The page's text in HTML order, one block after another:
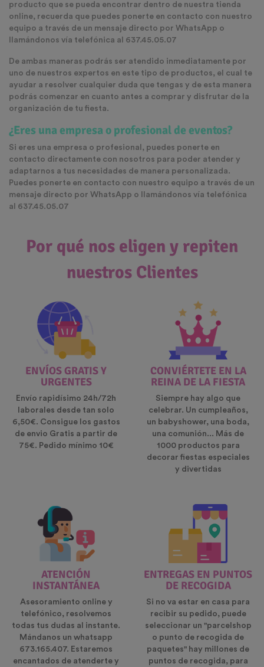
producto que se pueda encontrar dentro de nuestra tienda
online, recuerda que puedes ponerte en contacto con nuestro
equipo a través de un mensaje directo por WhatsApp o
llamándonos vía telefónica al 637.45.05.07
De ambas maneras podrás ser atendido inmediatamente por
uno de nuestros expertos en este tipo de productos, el cual te
ayudar a resolver cualquier duda que tengas y de esta manera
podrás comenzar en cuanto antes a comprar y disfrutar de la
organización de tu fiesta.
¿Eres una empresa o profesional de eventos?
Si eres una empresa o profesional, puedes ponerte en
contacto directamente con nosotros para poder atender y
adaptarnos a tus necesidades de manera personalizada.
Puedes ponerte en contacto con nuestro equipo a través de un
mensaje directo por WhatsApp o llamándonos vía telefónica
al 637.45.05.07
Por qué nos eligen y repiten
nuestros Clientes
ENVÍOS GRATIS Y
URGENTES
Envío rapidísimo 24h/72h
laborales desde tan solo
6,50€. Consigue los gastos
de envio Gratis a partir de
75€. Pedido mínimo 10€
CONVIÉRTETE EN LA
REINA DE LA FIESTA
Siempre hay algo que
celebrar. Un cumpleaños,
un babyshower, una boda,
una comunión... Más de
1000 productos para
decorar fiestas especiales
y divertidas
ATENCIÓN
INSTANTÁNEA
Asesoramiento online y
telefónico, resolvemos
todas tus dudas al instante.
Mándanos un whatsapp
673.165.407. Estaremos
encantados de atenderte y
ENTREGAS EN PUNTOS
DE RECOGIDA
Si no va estar en casa para
recibir su pedido, puede
seleccionar un "parcelshop
o punto de recogida de
paquetes" hay millones de
puntos de recogida, para